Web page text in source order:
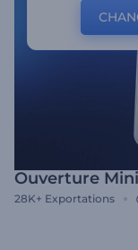
Ouverture
28K+ Exportations